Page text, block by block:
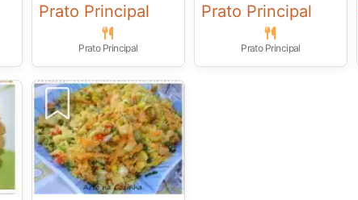
Prato Principal
Prato Principal
Prato Principal
Prato Principal